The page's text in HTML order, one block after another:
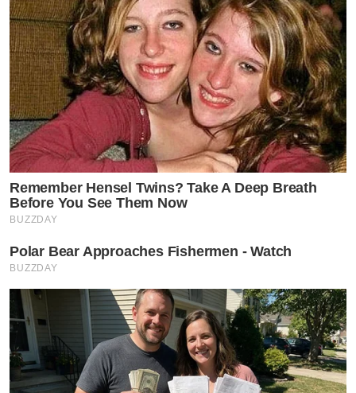
Remember Hensel Twins? Take A Deep Breath
Before You See Them Now
BUZZDAY
Polar Bear Approaches Fishermen - Watch
BUZZDAY